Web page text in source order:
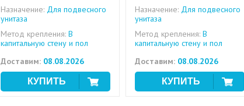
Назначение: Для подвесного
унитаза
Метод крепления: В
капитальную стену и пол
Доставим: 08.08.2026
Назначение: Для подвесного
унитаза
Метод крепления: В
капитальную стену и пол
Доставим: 08.08.2026